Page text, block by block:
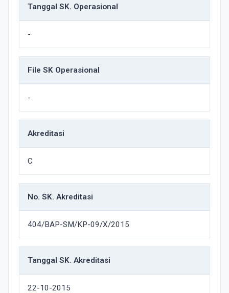
Tanggal SK. Operasional
-
File SK Operasional
-
Akreditasi
C
No. SK. Akreditasi
404/BAP-SM/KP-09/X/2015
Tanggal SK. Akreditasi
22-10-2015